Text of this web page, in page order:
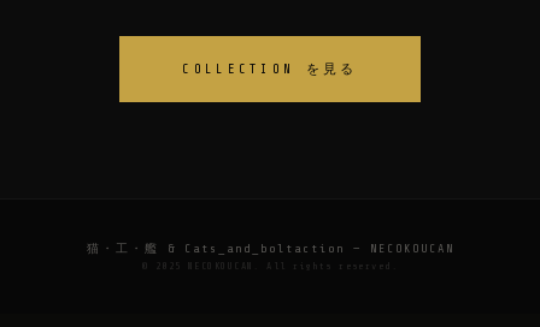
COLLECTION を見る
猫・工・艦 & Cats_and_boltaction — NECOKOUCAN
© 2025 NECOKOUCAN. All rights reserved.